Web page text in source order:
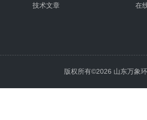
技术文章
在
版权所有©2026 山东万象